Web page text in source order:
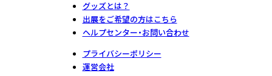
グッズとは？
出展をご希望の方はこちら
ヘルプセンター・お問い合わせ
プライバシーポリシー
運営会社